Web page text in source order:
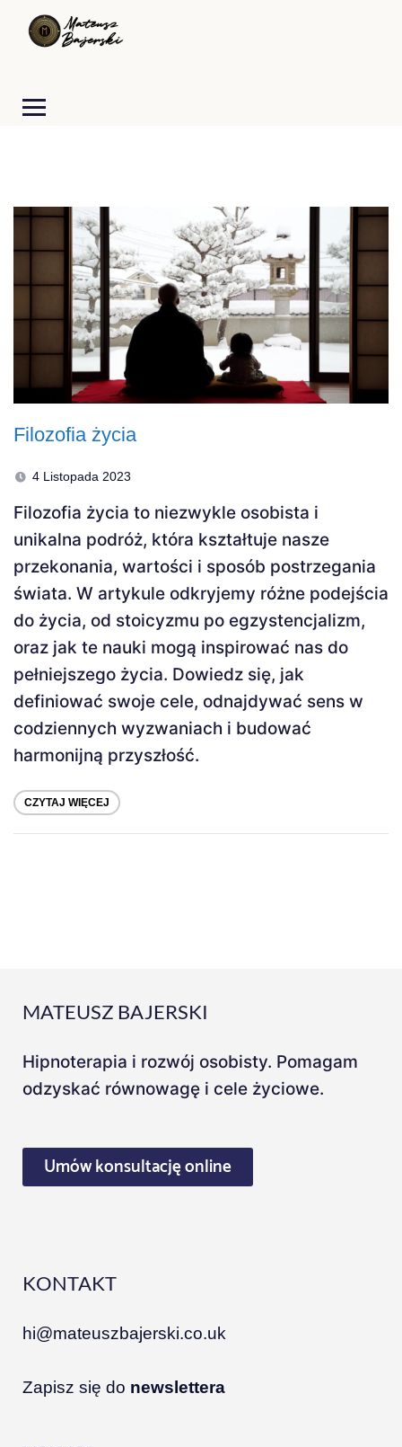
Filozofia życia
4 Listopada 2023
Filozofia życia to niezwykle osobista i
unikalna podróż, która kształtuje nasze
przekonania, wartości i sposób postrzegania
świata. W artykule odkryjemy różne podejścia
do życia, od stoicyzmu po egzystencjalizm,
oraz jak te nauki mogą inspirować nas do
pełniejszego życia. Dowiedz się, jak
definiować swoje cele, odnajdywać sens w
codziennych wyzwaniach i budować
harmonijną przyszłość.
CZYTAJ WIĘCEJ
MATEUSZ BAJERSKI
Hipnoterapia i rozwój osobisty. Pomagam
odzyskać równowagę i cele życiowe.
Umów konsultację online
KONTAKT
hi@mateuszbajerski.co.uk
Zapisz się do newslettera